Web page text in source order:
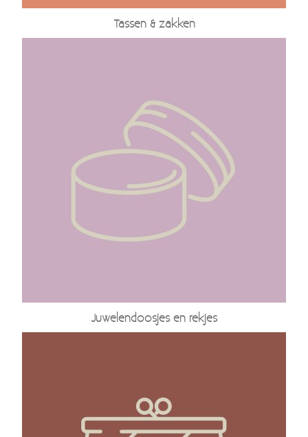
Tassen & zakken
Juwelendoosjes en rekjes